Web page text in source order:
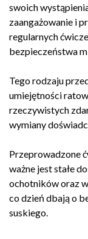
swoich
zaangażowanie i
regularnych
bezpieczeństwa
Tego rodzaju
umiejętności
rzeczywistych
wymiany
Przeprowadzone
ważne jest stałe
ochotników oraz
co dzień dbają o
suskiego.